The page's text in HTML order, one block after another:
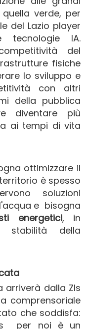
verde, per
del Lazio player
tecnologie IA.
del
fisiche
lo sviluppo e
con altri
della pubblica
diventare più
ai tempi di vita
ottimizzare il
è spesso
soluzioni
e bisogna
energetici, in
stabilità della
arriverà dalla Zls
comprensoriale
che soddisfa:
per noi è un